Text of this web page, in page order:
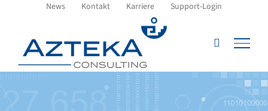
springen
News Kontakt Karriere Support-Login